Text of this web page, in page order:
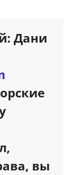
Дани
вы